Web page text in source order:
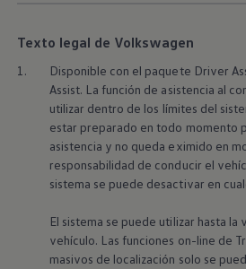
La historia de las furgos
Camper Tour
Texto legal de Volkswagen
1.
Disponible con el paquete Driver
Assist. La función de asistencia al
utilizar dentro de los límites del
estar preparado en todo momento
asistencia y no queda eximido en
responsabilidad de conducir el
sistema se puede desactivar en
El sistema se puede utilizar hasta
vehículo. Las funciones on-line de
masivos de localización solo se